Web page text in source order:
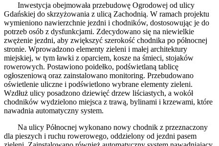
Inwestycja obejmowała przebudowę Ogrodowej od ulicy
Gdańskiej do skrzyżowania z ulicą Zachodnią. W ramach projektu
wymieniono nawierzchnie jezdni i chodników, dostosowując je do
potrzeb osób z dysfunkcjami. Zdecydowano się na niewielkie
zwężenie jezdni, aby zwiększyć szerokość chodnika po północnej
stronie. Wprowadzono elementy zieleni i małej architektury
miejskiej, w tym ławki z oparciem, kosze na śmieci, stojaków
rowerowych. Postawiono poidełko, podświetlaną tablicę
ogłoszeniową oraz zainstalowano monitoring. Przebudowano
oświetlenie uliczne i podświetlono wybrane elementy zieleni.
Wzdłuż ulicy posadzono dziewięć drzew liściastych, a wokół
chodników wydzielono miejsca z trawą, bylinami i krzewami, które
nawadnia automatyczny system.
Na ulicy Północnej wykonano nowy chodnik z przeznaczony
dla pieszych i ruchu rowerowego, oddzielony od jezdni pasem